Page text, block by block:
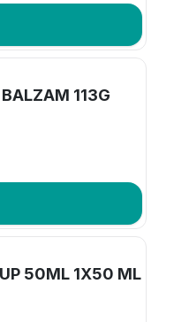
113G
50ML 1X50 ML